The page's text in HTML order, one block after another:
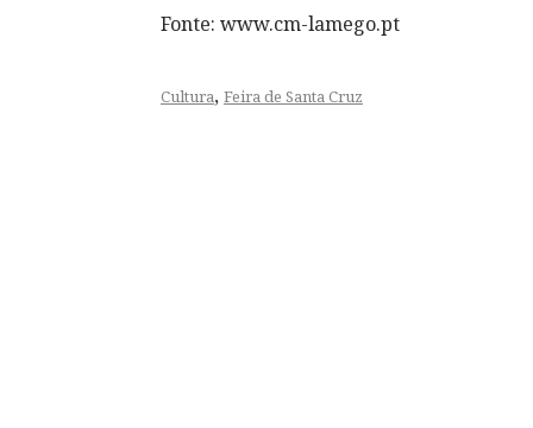
Fonte: www.cm-lamego.pt
Cultura, Feira de Santa Cruz